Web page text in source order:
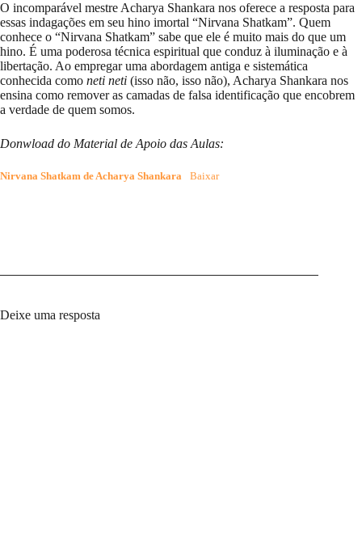
O incomparável mestre Acharya Shankara nos oferece a resposta para
essas indagações em seu hino imortal “Nirvana Shatkam”. Quem
conhece o “Nirvana Shatkam” sabe que ele é muito mais do que um
hino. É uma poderosa técnica espiritual que conduz à iluminação e à
libertação. Ao empregar uma abordagem antiga e sistemática
conhecida como neti neti (isso não, isso não), Acharya Shankara nos
ensina como remover as camadas de falsa identificação que encobrem
a verdade de quem somos.
Donwload do Material de Apoio das Aulas:
Nirvana Shatkam de Acharya Shankara Baixar
Deixe uma resposta